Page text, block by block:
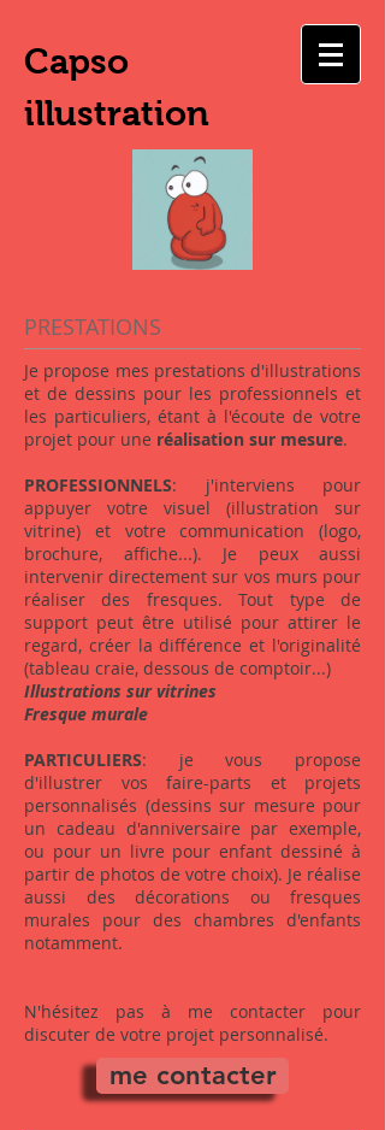
Capso
illustration
PRESTATIONS
Je propose mes prestations d'illustrations
et de dessins pour les professionnels et
les particuliers, étant à l'écoute de votre
projet pour une réalisation sur mesure.
PROFESSIONNELS: j'interviens pour
appuyer votre visuel (illustration sur
vitrine) et votre communication (logo,
brochure, affiche...). Je peux aussi
intervenir directement sur vos murs pour
réaliser des fresques. Tout type de
support peut être utilisé pour attirer le
regard, créer la différence et l'originalité
(tableau craie, dessous de comptoir...)
Illustrations sur vitrines
Fresque murale
PARTICULIERS: je vous propose
d'illustrer vos faire-parts et projets
personnalisés (dessins sur mesure pour
un cadeau d'anniversaire par exemple,
ou pour un livre pour enfant dessiné à
partir de photos de votre choix). Je réalise
aussi des décorations ou fresques
murales pour des chambres d'enfants
notamment.
N'hésitez pas à me contacter pour
discuter de votre projet personnalisé.
me contacter